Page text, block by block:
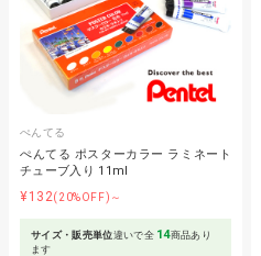
ぺんてる
ぺんてる ポスターカラー ラミネート
チューブ入り 11ml
¥132(20%OFF)～
サイズ・販売単位違いで全 14商品あり
ます